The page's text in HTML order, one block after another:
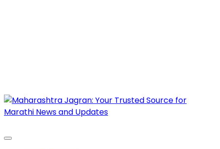
Maharashtra Jagran : Your Trusted Companion